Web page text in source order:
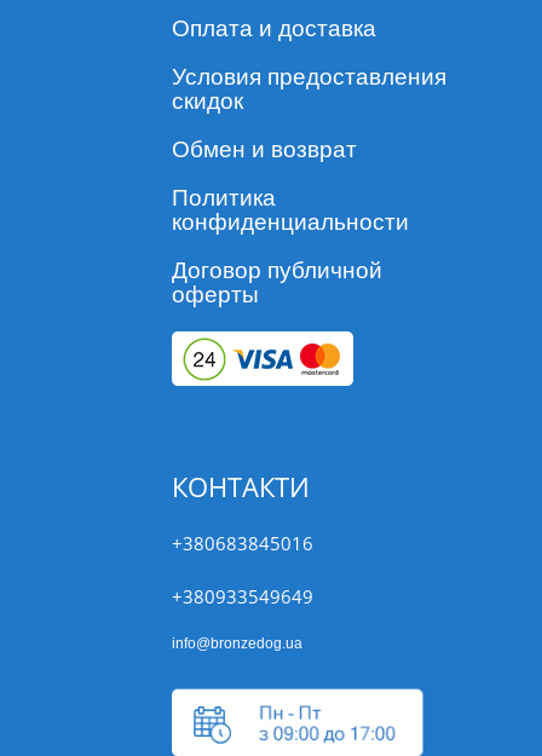
Оплата и доставка
Условия предоставления
скидок
Обмен и возврат
Политика
конфиденциальности
Договор публичной
оферты
КОНТАКТИ
+380683845016
+380933549649
info@bronzedog.ua